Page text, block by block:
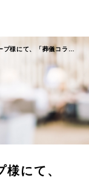
プ様にて、「葬儀コラ
にて、